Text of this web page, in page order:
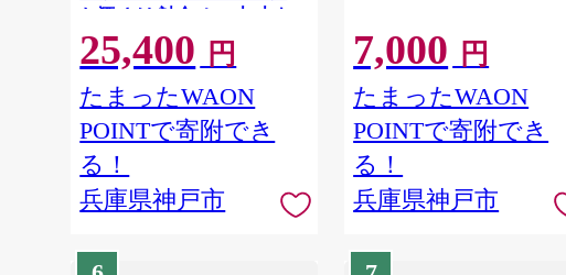
お酒 さけ 詰合せ 48本 本キ
リン アルコール お取り寄せ
人気 おすすめ アウトドア
BBQ キャンプ 兵庫県D1208-
14】
25,400 円
たまったWAON
POINTで寄附でき
る！
兵庫県神戸市
7,000 円
たまったWAON
POINTで寄附でき
る！
兵庫県神戸市